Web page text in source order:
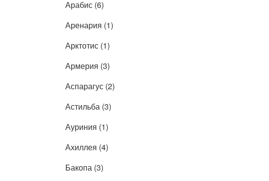
Арабис (6)
Аренария (1)
Арктотис (1)
Армерия (3)
Аспарагус (2)
Астильба (3)
Ауриния (1)
Ахиллея (4)
Бакопа (3)